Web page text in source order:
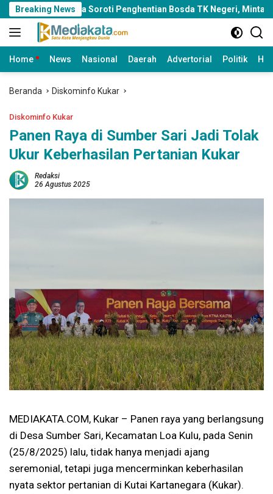
Langsung
ke
konten
Breaking News
Soroti Penghentian Bosda TK Negeri, Minta Pemkot
Home News Nasional Daerah Advertorial Politik
Beranda Diskominfo Kukar
Diskominfo Kukar
Panen Raya di Sumber Sari Jadi Tolak
Ukur Keberhasilan Pertanian Kukar
Redaksi
26 Agustus 2025
MEDIAKATA.COM, Kukar – Panen raya yang berlangsung
di Desa Sumber Sari, Kecamatan Loa Kulu, pada Senin
(25/8/2025) lalu, tidak hanya menjadi ajang
seremonial, tetapi juga mencerminkan keberhasilan
nyata sektor pertanian di Kutai Kartanegara (Kukar).